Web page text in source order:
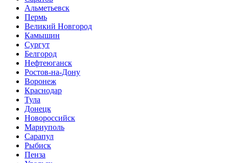
Альметьевск
Пермь
Великий Новгород
Камышин
Сургут
Белгород
Нефтеюганск
Ростов-на-Дону
Воронеж
Краснодар
Тула
Донецк
Новороссийск
Мариуполь
Сарапул
Рыбиск
Пенза